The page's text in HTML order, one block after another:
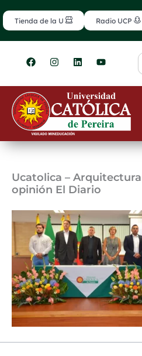
al
contenido
Tienda de la U Radio UCP
F
a
e
b
o
o
k
I
n
t
g
r
m
L
i
k
e
d
i
n
Y
o
t
u
b
e
Ucatolica –
opinión El Diario